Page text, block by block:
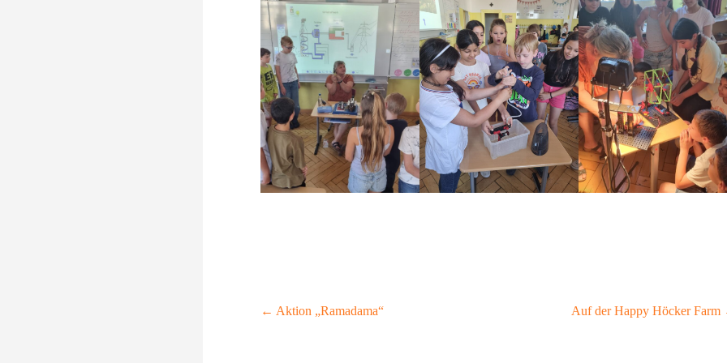
Beitragsnavigation
← Aktion „Ramadama“ Auf der Happy Höcker